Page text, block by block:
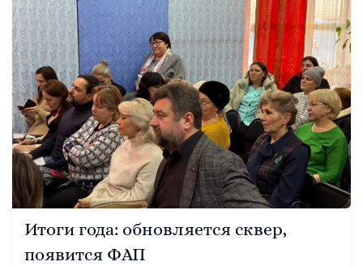
Итоги года: обновляется сквер,
появится ФАП